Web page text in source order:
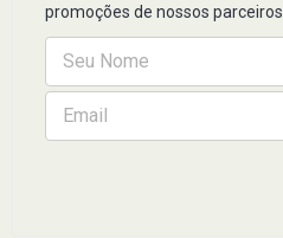
promoções de nossos parceiros.